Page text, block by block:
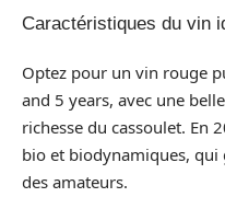
Caractéristiques du vin
Optez pour un vin rouge
and 5 years, avec une
richesse du cassoulet. En
bio et biodynamiques,
des amateurs.